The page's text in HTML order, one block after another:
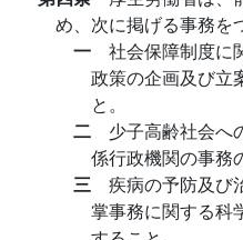
め、次に掲げる事務を
一 社会保障制度に
政策の企画及び立
と。
二 少子高齢社会へ
係行政機関の事務
三 疾病の予防及び
掌事務に関する科